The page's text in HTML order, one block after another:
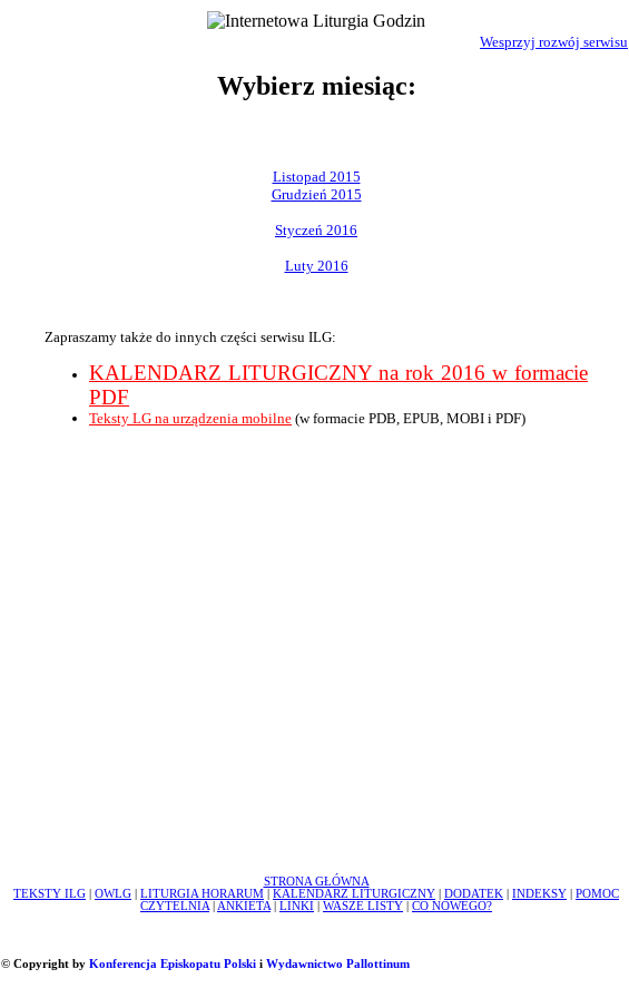
Wesprzyj rozwój serwisu
Wybierz miesiąc:
Listopad 2015
Grudzień 2015
Styczeń 2016
Luty 2016
Zapraszamy także do innych części serwisu ILG:
KALENDARZ LITURGICZNY na rok 2016 w formacie
PDF
Teksty LG na urządzenia mobilne (w formacie PDB, EPUB, MOBI i PDF)
STRONA GŁÓWNA
TEKSTY ILG
OWLG LITURGIA HORARUM KALENDARZ LITURGICZNY DODATEK INDEKSY
POMOC
CZYTELNIA
ANKIETA LINKI WASZE LISTY CO NOWEGO?
© Copyright by Konferencja Episkopatu Polskii Wydawnictwo Pallottinum